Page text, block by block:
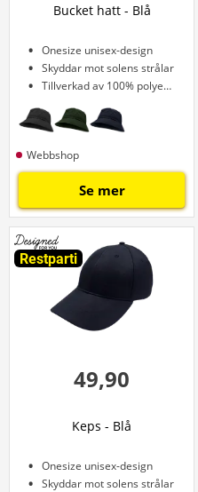
Bucket hatt - Blå
Onesize unisex-design
Skyddar mot solens strålar
Tillverkad av 100% polyester
Webbshop
Se mer
Restparti
49,90
Keps - Blå
Onesize unisex-design
Skyddar mot solens strålar